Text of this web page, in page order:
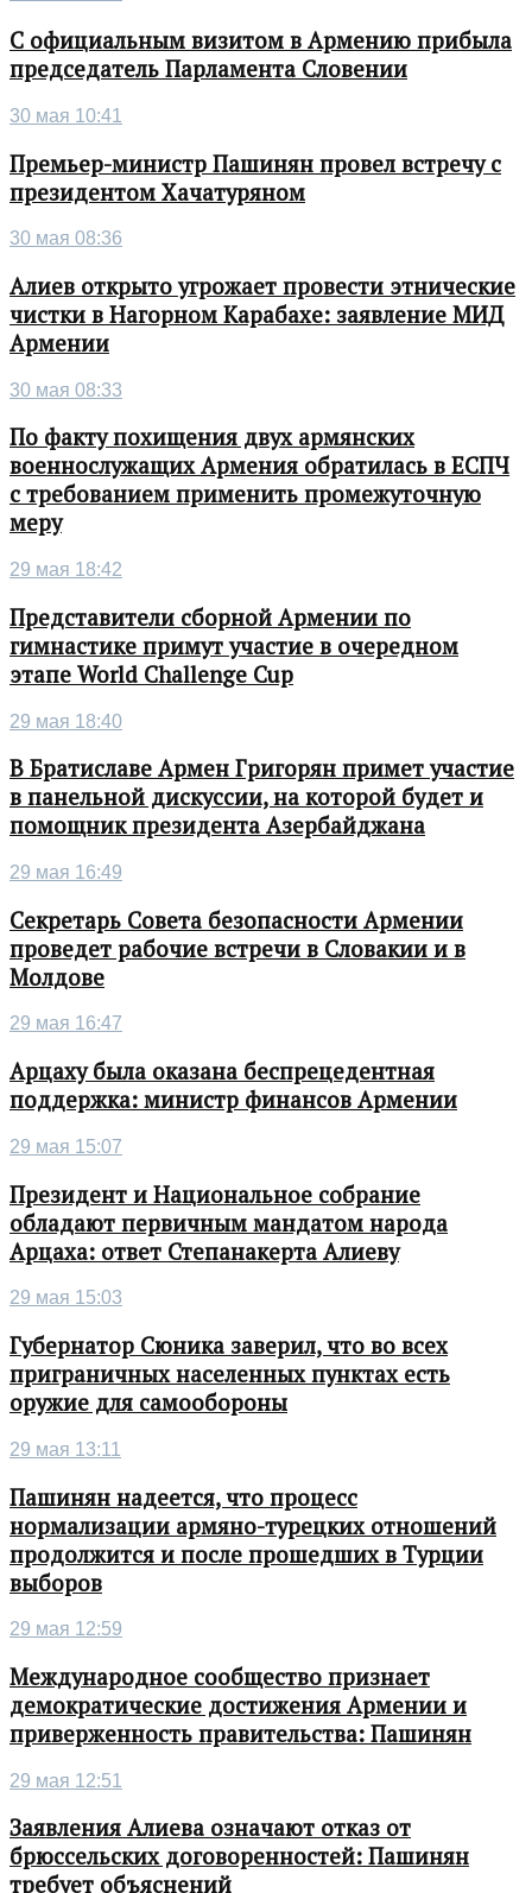
С официальным визитом в Армению прибыла
председатель Парламента Словении
30 мая 10:41
Премьер-министр Пашинян провел встречу с
президентом Хачатуряном
30 мая 08:36
Алиев открыто угрожает провести этнические
чистки в Нагорном Карабахе: заявление МИД
Армении
30 мая 08:33
По факту похищения двух армянских
военнослужащих Армения обратилась в ЕСПЧ
с требованием применить промежуточную
меру
29 мая 18:42
Представители сборной Армении по
гимнастике примут участие в очередном
этапе World Challenge Cup
29 мая 18:40
В Братиславе Армен Григорян примет участие
в панельной дискуссии, на которой будет и
помощник президента Азербайджана
29 мая 16:49
Секретарь Совета безопасности Армении
проведет рабочие встречи в Словакии и в
Молдове
29 мая 16:47
Арцаху была оказана беспрецедентная
поддержка: министр финансов Армении
29 мая 15:07
Президент и Национальное собрание
обладают первичным мандатом народа
Арцаха: ответ Степанакерта Алиеву
29 мая 15:03
Губернатор Сюника заверил, что во всех
приграничных населенных пунктах есть
оружие для самообороны
29 мая 13:11
Пашинян надеется, что процесс
нормализации армяно-турецких отношений
продолжится и после прошедших в Турции
выборов
29 мая 12:59
Международное сообщество признает
демократические достижения Армении и
приверженность правительства: Пашинян
29 мая 12:51
Заявления Алиева означают отказ от
брюссельских договоренностей: Пашинян
требует объяснений